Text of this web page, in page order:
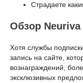
Страдаете
Обзор
Хотя службы
запись на сайте,
вознаграждений,
эксклюзивных